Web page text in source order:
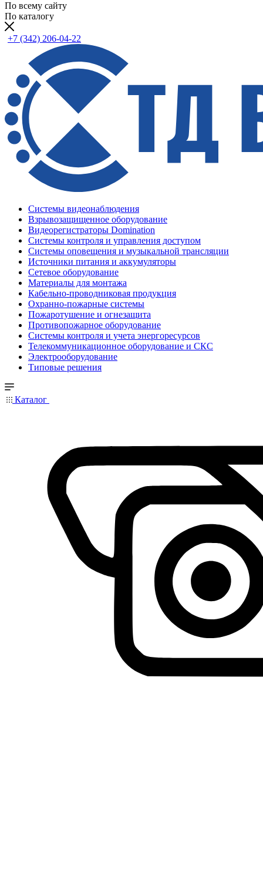
По всему сайту
По каталогу
+7 (342) 206-04-22
Системы видеонаблюдения
Взрывозащищенное оборудование
Видеорегистраторы Domination
Системы контроля и управления доступом
Системы оповещения и музыкальной трансляции
Источники питания и аккумуляторы
Сетевое оборудование
Материалы для монтажа
Кабельно-проводниковая продукция
Охранно-пожарные системы
Пожаротушение и огнезащита
Противопожарное оборудование
Системы контроля и учета энергоресурсов
Телекоммуникационное оборудование и СКС
Электрооборудование
Типовые решения
Каталог